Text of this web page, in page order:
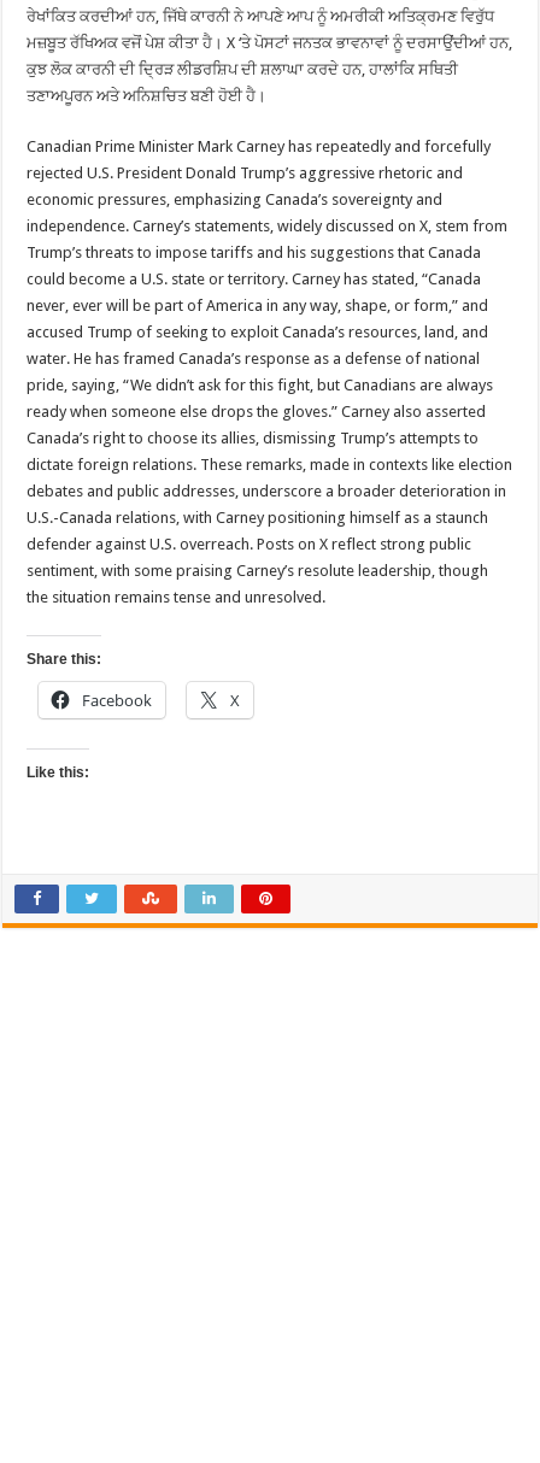
ਰੇਖਾਂਕਿਤ ਕਰਦੀਆਂ ਹਨ, ਜਿੱਥੇ ਕਾਰਨੀ ਨੇ ਆਪਣੇ ਆਪ ਨੂੰ ਅਮਰੀਕੀ ਅਤਿਕ੍ਰਮਣ ਵਿਰੁੱਧ
ਮਜ਼ਬੂਤ ਰੱਖਿਅਕ ਵਜੋਂ ਪੇਸ਼ ਕੀਤਾ ਹੈ। X ‘ਤੇ ਪੋਸਟਾਂ ਜਨਤਕ ਭਾਵਨਾਵਾਂ ਨੂੰ ਦਰਸਾਉਂਦੀਆਂ ਹਨ,
ਕੁਝ ਲੋਕ ਕਾਰਨੀ ਦੀ ਦ੍ਰਿੜ ਲੀਡਰਸ਼ਿਪ ਦੀ ਸ਼ਲਾਘਾ ਕਰਦੇ ਹਨ, ਹਾਲਾਂਕਿ ਸਥਿਤੀ
ਤਣਾਅਪੂਰਨ ਅਤੇ ਅਨਿਸ਼ਚਿਤ ਬਣੀ ਹੋਈ ਹੈ।
Canadian Prime Minister Mark Carney has repeatedly and forcefully
rejected U.S. President Donald Trump’s aggressive rhetoric and
economic pressures, emphasizing Canada’s sovereignty and
independence. Carney’s statements, widely discussed on X, stem from
Trump’s threats to impose tariffs and his suggestions that Canada
could become a U.S. state or territory. Carney has stated, “Canada
never, ever will be part of America in any way, shape, or form,” and
accused Trump of seeking to exploit Canada’s resources, land, and
water. He has framed Canada’s response as a defense of national
pride, saying, “We didn’t ask for this fight, but Canadians are always
ready when someone else drops the gloves.” Carney also asserted
Canada’s right to choose its allies, dismissing Trump’s attempts to
dictate foreign relations. These remarks, made in contexts like election
debates and public addresses, underscore a broader deterioration in
U.S.-Canada relations, with Carney positioning himself as a staunch
defender against U.S. overreach. Posts on X reflect strong public
sentiment, with some praising Carney’s resolute leadership, though
the situation remains tense and unresolved.
Share this:
Facebook X
Like this: